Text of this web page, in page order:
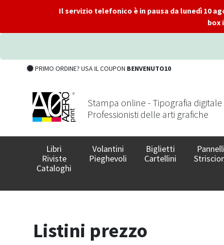
Il servizio telefonico è in pausa da lunedì 10
box
PRIMO ORDINE? USA IL COUPON BENVENUTO10
Stampa online - Tipografia digitale
Professionisti delle arti grafiche
Libri
Riviste
Cataloghi
Volantini
Pieghevoli
Biglietti
Cartellini
Pannelli
Listini prezzo